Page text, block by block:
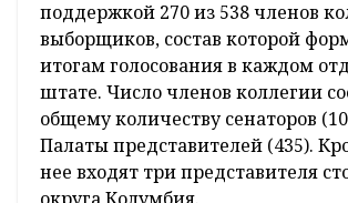
избрание приведет к
повороту" в стране. В ответ 60-
заявляет, что республиканец
представляет угрозу для
обвиняет его в попытках
к избирательной системе.